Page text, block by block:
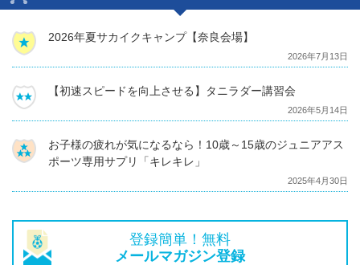
2026年夏サカイクキャンプ【奈良会場】
2026年7月13日
【初速スピードを向上させる】タニラダー講習会
2026年5月14日
お子様の疲れが気になるなら！10歳～15歳のジュニアアス
ポーツ専用サプリ「キレキレ」
2025年4月30日
登録簡単！無料
メールマガジン登録